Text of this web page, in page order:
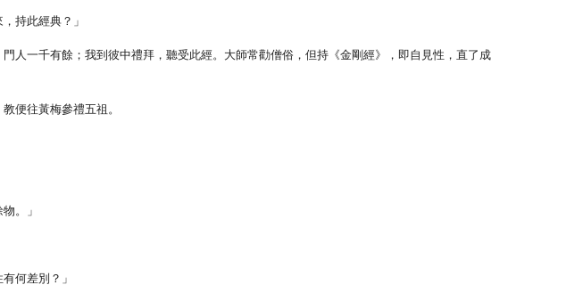
持此經典？」
人一千有餘；我到彼中禮拜，聽受此經。大師常勸僧俗，但持《金剛經》，即自見性，直了成
便往黃梅參禮五祖。
。」
何差別？」